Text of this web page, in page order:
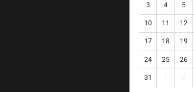
3 4 5
10 11 12
17 18 19
24 25 26
31